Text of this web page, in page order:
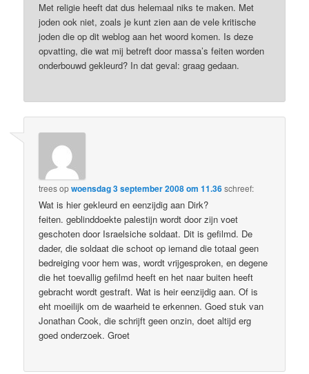
Met religie heeft dat dus helemaal niks te maken. Met
joden ook niet, zoals je kunt zien aan de vele kritische
joden die op dit weblog aan het woord komen. Is deze
opvatting, die wat mij betreft door massa’s feiten worden
onderbouwd gekleurd? In dat geval: graag gedaan.
treesopwoensdag 3 september 2008 om 11.36schreef:
Wat is hier gekleurd en eenzijdig aan Dirk?
feiten. geblinddoekte palestijn wordt door zijn voet
geschoten door Israelsiche soldaat. Dit is gefilmd. De
dader, die soldaat die schoot op iemand die totaal geen
bedreiging voor hem was, wordt vrijgesproken, en degene
die het toevallig gefilmd heeft en het naar buiten heeft
gebracht wordt gestraft. Wat is heir eenzijdig aan. Of is
eht moeilijk om de waarheid te erkennen. Goed stuk van
Jonathan Cook, die schrijft geen onzin, doet altijd erg
goed onderzoek. Groet